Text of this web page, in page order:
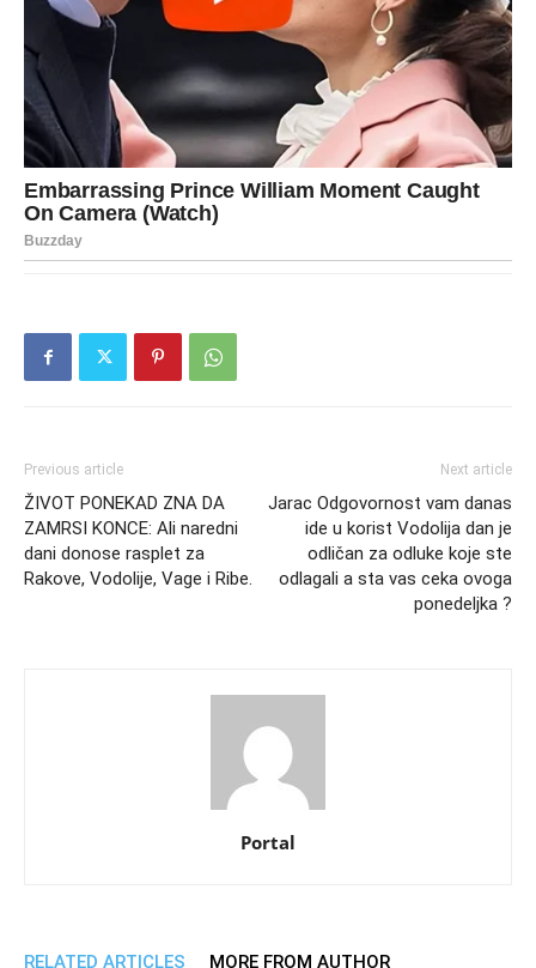
Previous article
ŽIVOT PONEKAD ZNA DA
ZAMRSI KONCE: Ali naredni
dani donose rasplet za
Rakove, Vodolije, Vage i Ribe.
Next article
Jarac Odgovornost vam danas
ide u korist Vodolija dan je
odličan za odluke koje ste
odlagali a sta vas ceka ovoga
ponedeljka ?
Portal
RELATED ARTICLES MORE FROM AUTHOR